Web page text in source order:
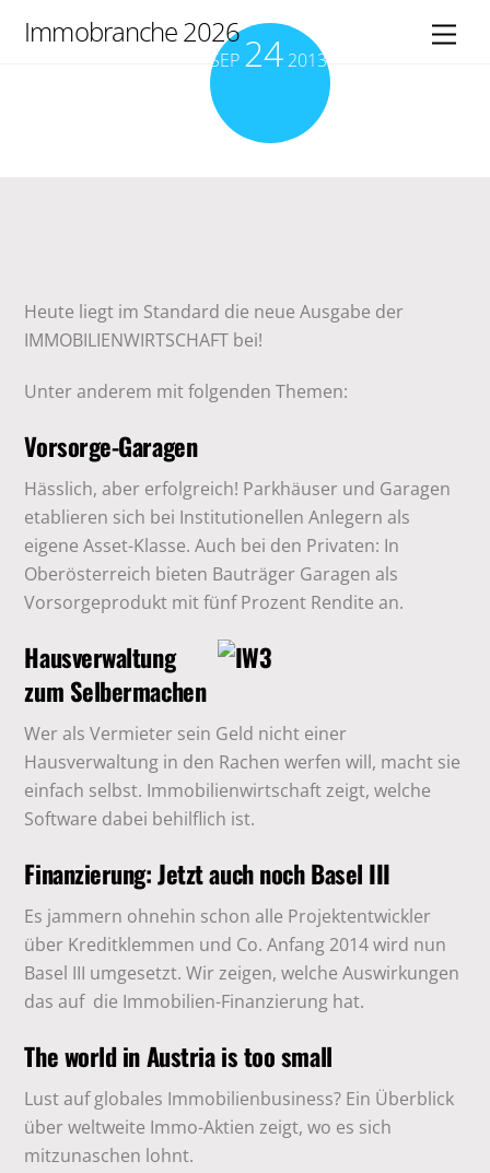
Immobranche 2026
SEP 24 2013
Heute liegt im Standard die neue Ausgabe der
IMMOBILIENWIRTSCHAFT bei!
Unter anderem mit folgenden Themen:
Vorsorge-Garagen
Hässlich, aber erfolgreich! Parkhäuser und Garagen
etablieren sich bei Institutionellen Anlegern als
eigene Asset-Klasse. Auch bei den Privaten: In
Oberösterreich bieten Bauträger Garagen als
Vorsorgeprodukt mit fünf Prozent Rendite an.
Hausverwaltung
zum Selbermachen
Wer als Vermieter sein Geld nicht einer
Hausverwaltung in den Rachen werfen will, macht sie
einfach selbst. Immobilienwirtschaft zeigt, welche
Software dabei behilflich ist.
Finanzierung: Jetzt auch noch Basel III
Es jammern ohnehin schon alle Projektentwickler
über Kreditklemmen und Co. Anfang 2014 wird nun
Basel III umgesetzt. Wir zeigen, welche Auswirkungen
das auf die Immobilien-Finanzierung hat.
The world in Austria is too small
Lust auf globales Immobilienbusiness? Ein Überblick
über weltweite Immo-Aktien zeigt, wo es sich
mitzunaschen lohnt.